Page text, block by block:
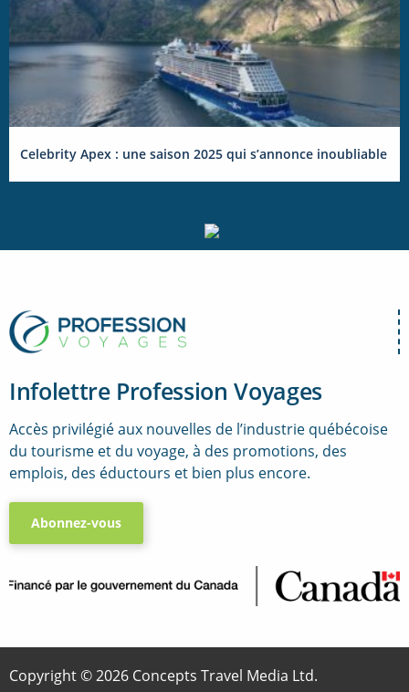
Celebrity Apex : une saison 2025 qui s’annonce inoubliable
Infolettre Profession Voyages
Accès privilégié aux nouvelles de l’industrie québécoise
du tourisme et du voyage, à des promotions, des
emplois, des éductours et bien plus encore.
Abonnez-vous
Copyright © 2026 Concepts Travel Media Ltd.